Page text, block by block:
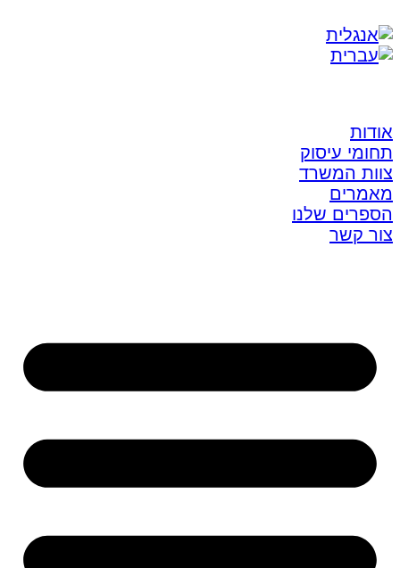
אודות
תחומי עיסוק
צוות המשרד
מאמרים
הספרים שלנו
צור קשר